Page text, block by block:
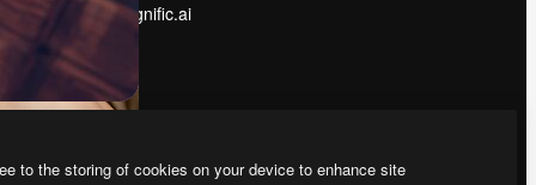
Ищете magnific.ai
to the storing of cookies on your device to enhance site